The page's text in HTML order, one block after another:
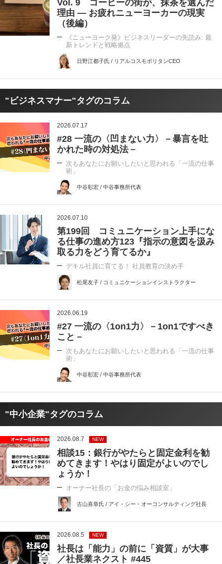
Vol. 9 コーヒーの街が、抹茶を選んだ
理由 ― お疲れニューヨーカーの現実
（後編）
《ニューヨーク発》ビジネスリーダーの先読み: 最
新トレンドと戦略拠点
日野江都子氏 / リアルコスモポリタンCEO
"ビジネスマナー"タグのコラム
2026.07.17
#28 一流の〈凹まない力〉－暴言を吐
かれた時の対処法－
次もあなたにお願いしたいと思われる「一流の仕事
術」
中谷彰宏 / 中谷事務所代表
2026.07.10
第199回 コミュニケーション上手にな
る仕事の進め方123『指示の意図を汲み
取る力をどう育てるか』
デキル社員に育てる！ 社員教育の決め手
松尾友子 / コミュニケーションインストラクター
2026.06.19
#27 一流の〈1on1力〉－1on1ですべき
こと－
次もあなたにお願いしたいと思われる「一流の仕事
術」
中谷彰宏 / 中谷事務所代表
"中小企業"タグのコラム
2026.08.7 NEW
相談15：銀行がやたらと固定金利を勧
めてきます！やはり固定がよいのでし
ょうか！
オーナー社長の「お金の悩み相談室」
古山喜章氏 / アイ・シー・オーコンサルティング社長
2026.08.5 NEW
社長は「能力」の前に「資質」が大事
／社長業ネクスト #445